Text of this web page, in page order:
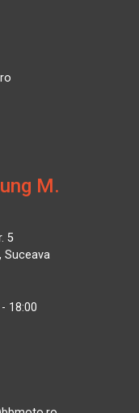
M.
5
Suceava
18:00